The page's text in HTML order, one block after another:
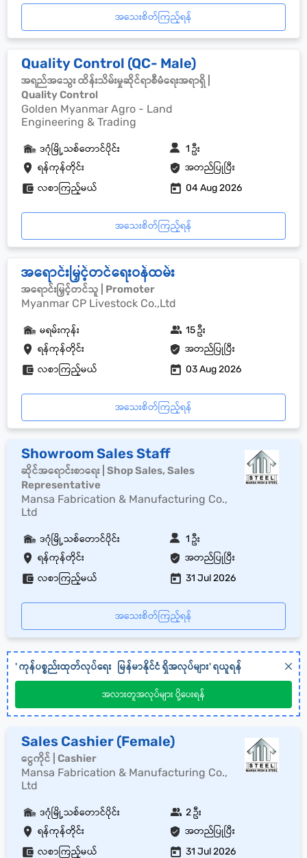
အသေးစိတ်ကြည့်ရန်
Quality Control (QC- Male)
အရည်အသွေး ထိန်းသိမ်းမှုဆိုင်ရာစီမံရေးအရာရှိ |
Quality Control
Golden Myanmar Agro - Land
Engineering & Trading
ရန်ကုန်တိုင်း အတည်ပြုပြီး
ဒဂုံမြို့သစ်တောင်ပိုင်း 1 ဦး
လစာကြည့်မယ် 04 Aug 2026
အသေးစိတ်ကြည့်ရန်
အရောင်းမြှင့်တင်ရေးဝန်ထမ်း
အရောင်းမြှင့်တင်သူ | Promoter
Myanmar CP Livestock Co.,Ltd
ရန်ကုန်တိုင်း အတည်ပြုပြီး
မရမ်းကုန်း 15 ဦး
လစာကြည့်မယ် 03 Aug 2026
အသေးစိတ်ကြည့်ရန်
Showroom Sales Staff
ဆိုင်အရောင်းစာရေး | Shop Sales, Sales
Representative
Mansa Fabrication & Manufacturing Co.,
Ltd
ရန်ကုန်တိုင်း အတည်ပြုပြီး
ဒဂုံမြို့သစ်တောင်ပိုင်း 1 ဦး
လစာကြည့်မယ် 31 Jul 2026
အသေးစိတ်ကြည့်ရန်
'ကုန်ပစ္စည်းထုတ်လုပ်ရေး မြန်မာနိုင်ငံရှိအလုပ်များ' ရယူရန်
အလားတူအလုပ်များ ပို့ပေးရန်
Sales Cashier (Female)
ငွေကိုင် | Cashier
Mansa Fabrication & Manufacturing Co.,
Ltd
ရန်ကုန်တိုင်း အတည်ပြုပြီး
ဒဂုံမြို့သစ်တောင်ပိုင်း 2 ဦး
လစာကြည့်မယ် 31 Jul 2026